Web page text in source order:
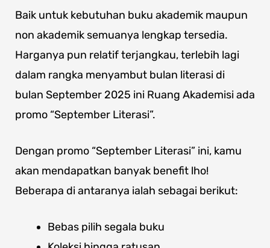
Baik untuk kebutuhan buku akademik maupun
non akademik semuanya lengkap tersedia.
Harganya pun relatif terjangkau, terlebih lagi
dalam rangka menyambut bulan literasi di
bulan September 2025 ini Ruang Akademisi ada
promo “September Literasi”.
Dengan promo “September Literasi” ini, kamu
akan mendapatkan banyak benefit lho!
Beberapa di antaranya ialah sebagai berikut:
Bebas pilih segala buku